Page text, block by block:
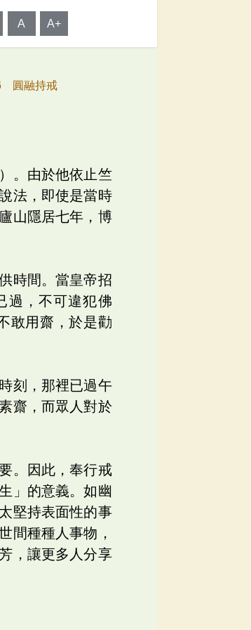
A A+
圓融持戒
。由於他依止竺
法，即使是當時
山隱居七年，博
時間。當皇帝招
過，不可違犯佛
敢用齋，於是勸
刻，那裡已過午
齋，而眾人對於
。因此，奉行戒
」的意義。如幽
堅持表面性的事
間種種人事物，
，讓更多人分享